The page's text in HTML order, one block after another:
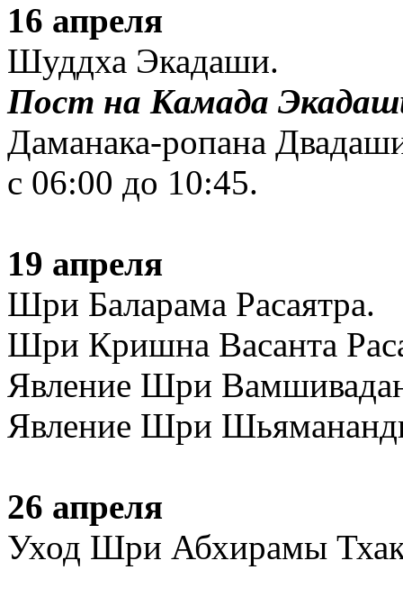
16 апреля
Шуддха Экадаши.
Пост на Камада
Даманака-ропана
с 06:00 до 10:45.
19 апреля
Шри Баларама Расаятра.
Шри Кришна Васанта
Явление Шри
Явление Шри
26 апреля
Уход Шри Абхирамы